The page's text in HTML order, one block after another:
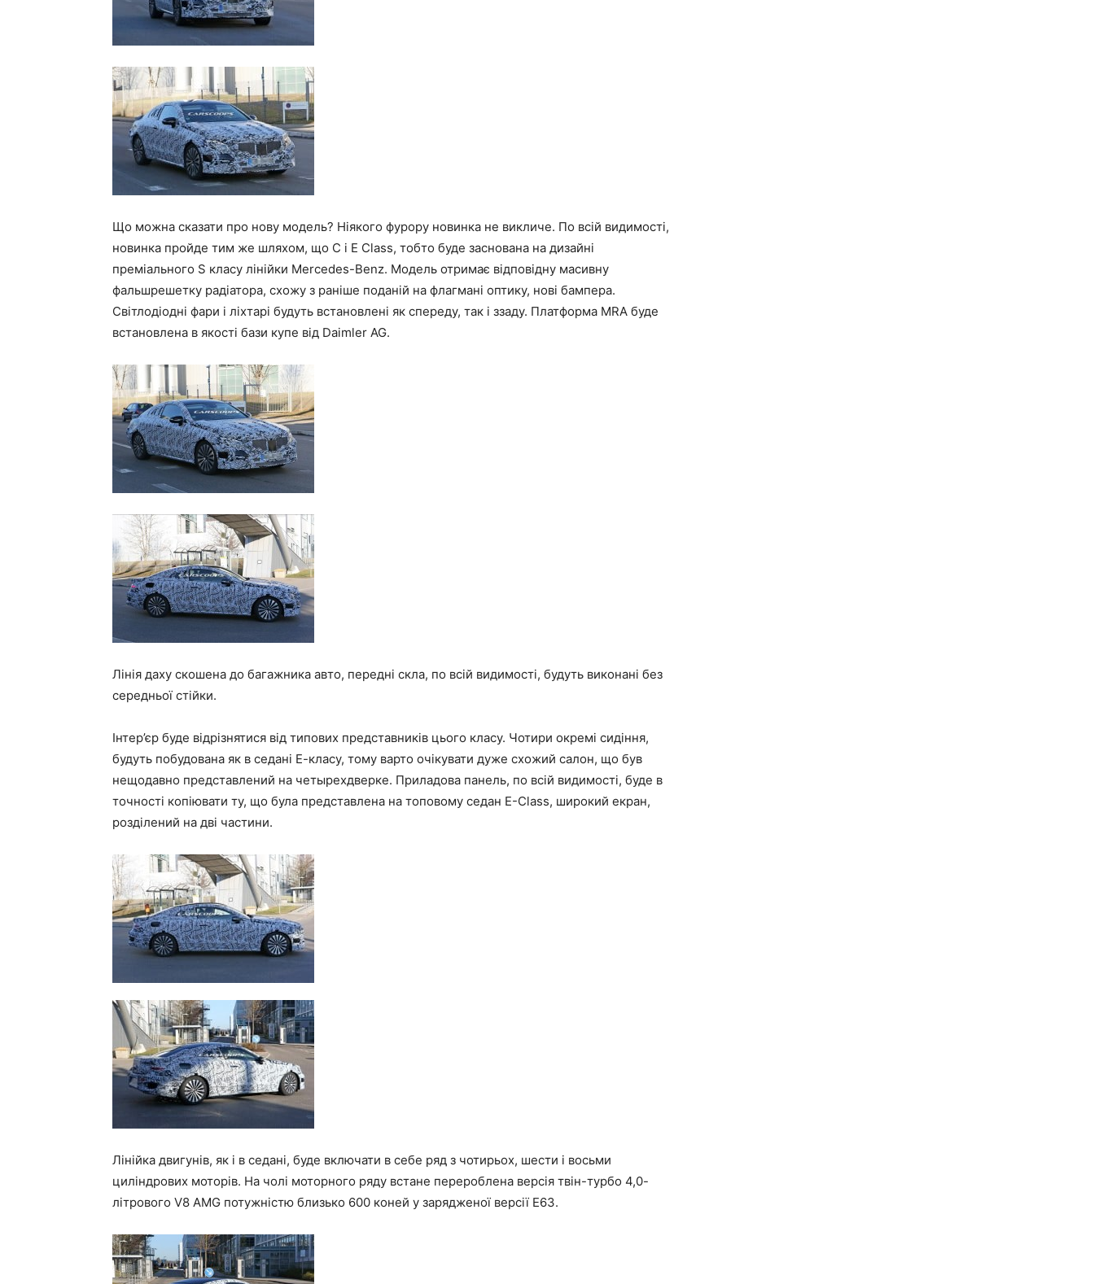
Що можна сказати про нову модель? Ніякого фурору новинка не викличе. По всій видимості,
новинка пройде тим же шляхом, що C і E Class, тобто буде заснована на дизайні
преміального S класу лінійки Mercedes-Benz. Модель отримає відповідну масивну
фальшрешетку радіатора, схожу з раніше поданій на флагмані оптику, нові бампера.
Світлодіодні фари і ліхтарі будуть встановлені як спереду, так і ззаду. Платформа MRA буде
встановлена в якості бази купе від Daimler AG.
Лінія даху скошена до багажника авто, передні скла, по всій видимості, будуть виконані без
середньої стійки.
Інтер’єр буде відрізнятися від типових представників цього класу. Чотири окремі сидіння,
будуть побудована як в седані Е-класу, тому варто очікувати дуже схожий салон, що був
нещодавно представлений на четырехдверке. Приладова панель, по всій видимості, буде в
точності копіювати ту, що була представлена на топовому седан E-Class, широкий екран,
розділений на дві частини.
Лінійка двигунів, як і в седані, буде включати в себе ряд з чотирьох, шести і восьми
циліндрових моторів. На чолі моторного ряду встане перероблена версія твін-турбо 4,0-
літрового V8 AMG потужністю близько 600 коней у зарядженої версії E63.